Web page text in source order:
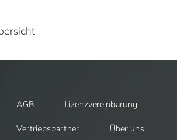
AGB Lizenzvereinbarung
Vertriebspartner Über uns